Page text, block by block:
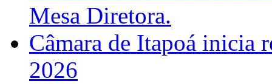
Mesa Diretora.
Câmara de Itapoá inicia
2026